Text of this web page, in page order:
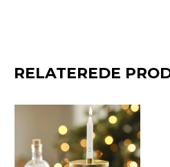
RELATEREDE